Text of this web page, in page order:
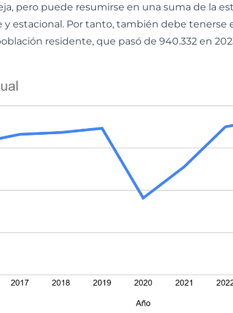
pero puede resumirse en una suma de la
y estacional. Por tanto, también debe tenerse
residente, que pasó de 940.332 en